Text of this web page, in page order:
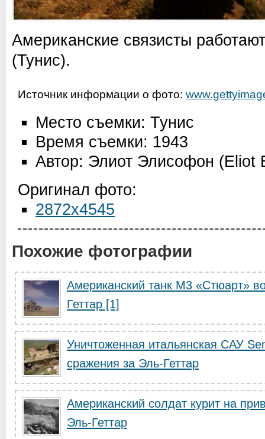
Американские связисты
(Тунис).
Источник информации о фото:
Место съемки: Тунис
Время съемки: 1943
Автор: Элиот Элисофон (Eliot
Оригинал фото:
2872x4545
Похожие фотографии
Американский танк М3 «Стюарт»
Геттар [1]
Уничтоженная итальянская САУ
сражения за Эль-Геттар
Американский солдат курит на
Эль-Геттар